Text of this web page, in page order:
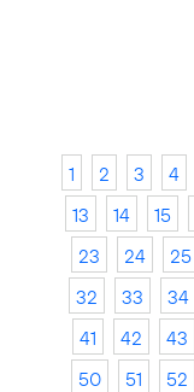
1 2 3 4
13
14 15
23
24 25
32
33 34
41
42 43
50
51 52